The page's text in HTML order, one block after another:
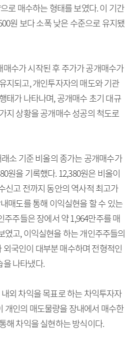
로 매수하는 형태를 보였다. 이 기간
원 보다 소폭 낮은 수준으로 유지됐
수가 시작된 후 주가가 공개매수가
지되고, 개인투자자의 매도와 기관
태가 나타나며, 공개매수 초기 대규
지 상황을 공개매수 성공의 척도로
소 기준 비올의 종가는 공개매수가
원을 기록했다. 12,380원은 비올이
신고 전까지 동안의 역사적 최고가
매도를 통해 이익실현을 할 수 있는
주주들은 장에서 약 1,964만주를 매
였고, 이익실현을 하는 개인주주들의
국인이 대부분 매수하며 전형적인
나타냈다.
외 차익을 목표로 하는 차익투자자
개인의 매도물량을 장내에서 매수한
해 차익을 실현하는 방식이다.